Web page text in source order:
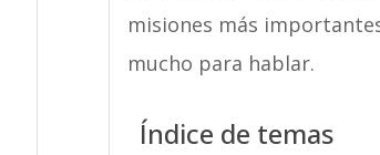
misiones más
mucho para hablar.
Índice de temas